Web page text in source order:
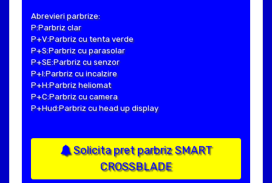
Abrevieri parbrize:
P:Parbriz clar
P+V:Parbriz cu tenta verde
P+S:Parbriz cu parasolar
P+SE:Parbriz cu senzor
P+I:Parbriz cu incalzire
P+H:Parbriz heliomat
P+C:Parbriz cu camera
P+Hud:Parbriz cu head up display
Solicita pret parbriz SMART
CROSSBLADE